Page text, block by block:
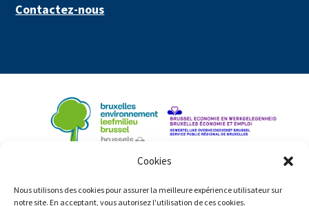
Cookies
Nous utilisons des cookies pour assurer la meilleure expérience utilisateur sur
notre site. En acceptant, vous autorisez l'utilisation de ces cookies.
Contactez-nous